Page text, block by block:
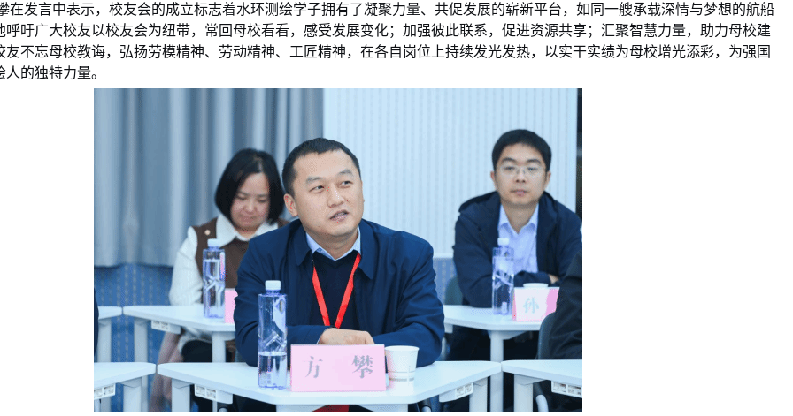
在发言中表示，校友会的成立标志着水环测绘学子拥有了凝聚力量、共促发展的崭新平台，如同一艘承载深情与梦想的航船
呼吁广大校友以校友会为纽带，常回母校看看，感受发展变化；加强彼此联系，促进资源共享；汇聚智慧力量，助力母校建
友不忘母校教诲，弘扬劳模精神、劳动精神、工匠精神，在各自岗位上持续发光发热，以实干实绩为母校增光添彩，为强国
的独特力量。